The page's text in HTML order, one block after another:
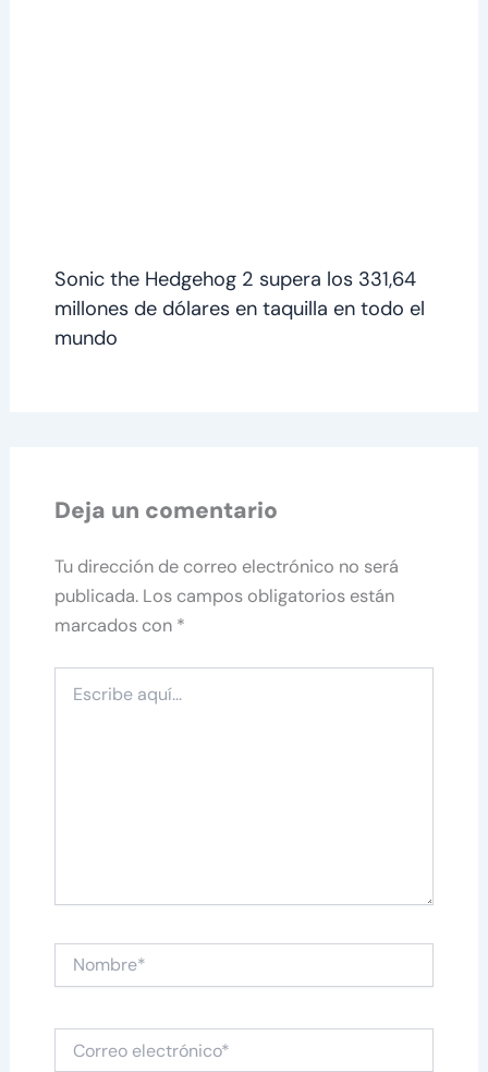
Sonic the Hedgehog 2 supera los 331,64
millones de dólares en taquilla en todo el
mundo
Deja un comentario
Tu dirección de correo electrónico no será
publicada. Los campos obligatorios están
marcados con *
aquí...
Nombre*
electrónico*